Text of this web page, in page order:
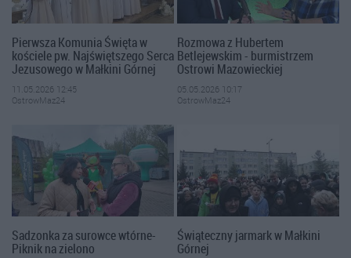
Pierwsza Komunia Święta w
kościele pw. Najświętszego Serca
Jezusowego w Małkini Górnej
11.05.2026 12:45
OstrowMaz24
Rozmowa z Hubertem
Betlejewskim - burmistrzem
Ostrowi Mazowieckiej
05.05.2026 10:17
OstrowMaz24
Sadzonka za surowce wtórne-
Piknik na zielono
Świąteczny jarmark w Małkini
Górnej